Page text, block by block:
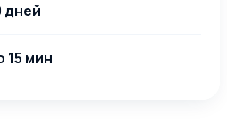
дней
15 мин